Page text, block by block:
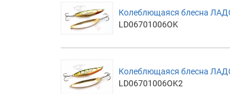
Колеблющаяся блесна
LD06701006OK
Колеблющаяся блесна
LD06701006OK2